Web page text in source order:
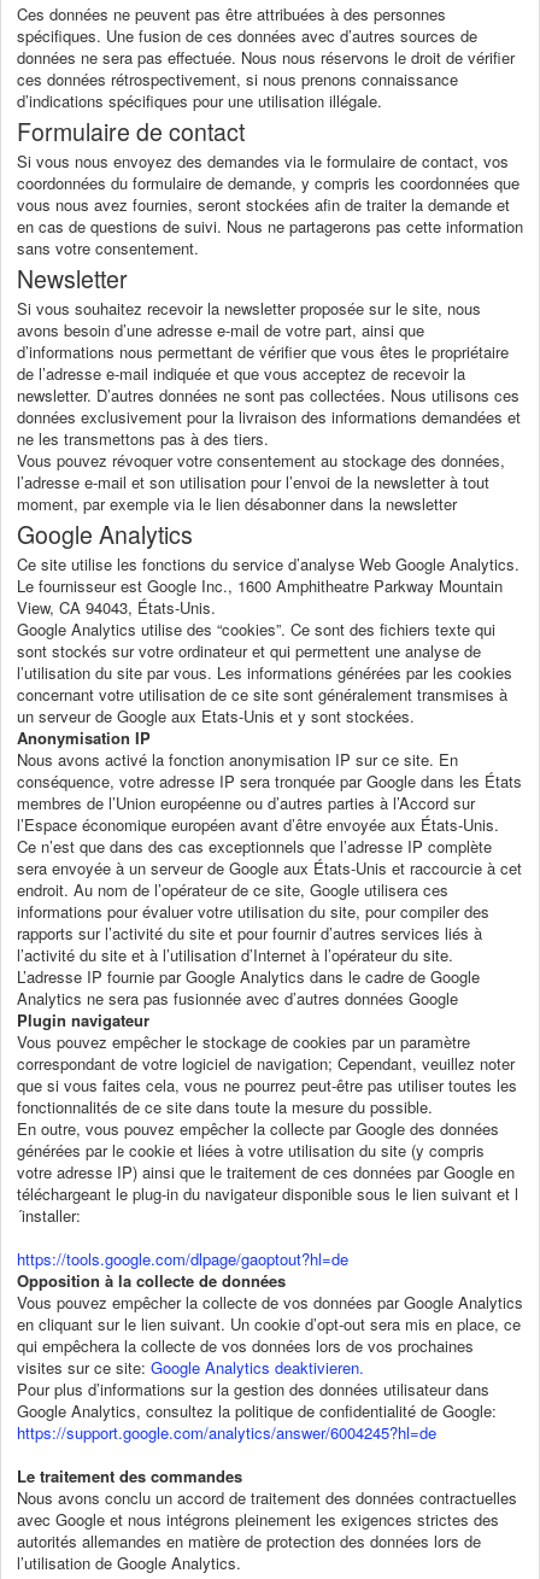
Ces données ne peuvent pas être attribuées à des personnes
spécifiques. Une fusion de ces données avec d’autres sources de
données ne sera pas effectuée. Nous nous réservons le droit de vérifier
ces données rétrospectivement, si nous prenons connaissance
d’indications spécifiques pour une utilisation illégale.
Formulaire de contact
Si vous nous envoyez des demandes via le formulaire de contact, vos
coordonnées du formulaire de demande, y compris les coordonnées que
vous nous avez fournies, seront stockées afin de traiter la demande et
en cas de questions de suivi. Nous ne partagerons pas cette information
sans votre consentement.
Newsletter
Si vous souhaitez recevoir la newsletter proposée sur le site, nous
avons besoin d’une adresse e-mail de votre part, ainsi que
d’informations nous permettant de vérifier que vous êtes le propriétaire
de l’adresse e-mail indiquée et que vous acceptez de recevoir la
newsletter. D’autres données ne sont pas collectées. Nous utilisons ces
données exclusivement pour la livraison des informations demandées et
ne les transmettons pas à des tiers.
Vous pouvez révoquer votre consentement au stockage des données,
l’adresse e-mail et son utilisation pour l’envoi de la newsletter à tout
moment, par exemple via le lien désabonner dans la newsletter
Google Analytics
Ce site utilise les fonctions du service d’analyse Web Google Analytics.
Le fournisseur est Google Inc., 1600 Amphitheatre Parkway Mountain
View, CA 94043, États-Unis.
Google Analytics utilise des “cookies”. Ce sont des fichiers texte qui
sont stockés sur votre ordinateur et qui permettent une analyse de
l’utilisation du site par vous. Les informations générées par les cookies
concernant votre utilisation de ce site sont généralement transmises à
un serveur de Google aux Etats-Unis et y sont stockées.
Anonymisation IP
Nous avons activé la fonction anonymisation IP sur ce site. En
conséquence, votre adresse IP sera tronquée par Google dans les États
membres de l’Union européenne ou d’autres parties à l’Accord sur
l’Espace économique européen avant d’être envoyée aux États-Unis.
Ce n’est que dans des cas exceptionnels que l’adresse IP complète
sera envoyée à un serveur de Google aux États-Unis et raccourcie à cet
endroit. Au nom de l’opérateur de ce site, Google utilisera ces
informations pour évaluer votre utilisation du site, pour compiler des
rapports sur l’activité du site et pour fournir d’autres services liés à
l’activité du site et à l’utilisation d’Internet à l’opérateur du site.
L’adresse IP fournie par Google Analytics dans le cadre de Google
Analytics ne sera pas fusionnée avec d’autres données Google
Plugin navigateur
Vous pouvez empêcher le stockage de cookies par un paramètre
correspondant de votre logiciel de navigation; Cependant, veuillez noter
que si vous faites cela, vous ne pourrez peut-être pas utiliser toutes les
fonctionnalités de ce site dans toute la mesure du possible.
En outre, vous pouvez empêcher la collecte par Google des données
générées par le cookie et liées à votre utilisation du site (y compris
votre adresse IP) ainsi que le traitement de ces données par Google en
téléchargeant le plug-in du navigateur disponible sous le lien suivant et l
´installer:
https://tools.google.com/dlpage/gaoptout?hl=de
Opposition à la collecte de données
Vous pouvez empêcher la collecte de vos données par Google Analytics
en cliquant sur le lien suivant. Un cookie d’opt-out sera mis en place, ce
qui empêchera la collecte de vos données lors de vos prochaines
visites sur ce site: Google Analytics deaktivieren.
Pour plus d’informations sur la gestion des données utilisateur dans
Google Analytics, consultez la politique de confidentialité de Google:
https://support.google.com/analytics/answer/6004245?hl=de
Le traitement des commandes
Nous avons conclu un accord de traitement des données contractuelles
avec Google et nous intégrons pleinement les exigences strictes des
autorités allemandes en matière de protection des données lors de
l’utilisation de Google Analytics.